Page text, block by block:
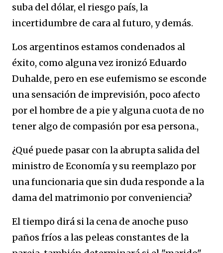
suba del dólar, el riesgo país, la
incertidumbre de cara al futuro, y demás.
Los argentinos estamos condenados al
éxito, como alguna vez ironizó Eduardo
Duhalde, pero en ese eufemismo se esconde
una sensación de imprevisión, poco afecto
por el hombre de a pie y alguna cuota de no
tener algo de compasión por esa persona.,
¿Qué puede pasar con la abrupta salida del
ministro de Economía y su reemplazo por
una funcionaria que sin duda responde a la
dama del matrimonio por conveniencia?
El tiempo dirá si la cena de anoche puso
paños fríos a las peleas constantes de la